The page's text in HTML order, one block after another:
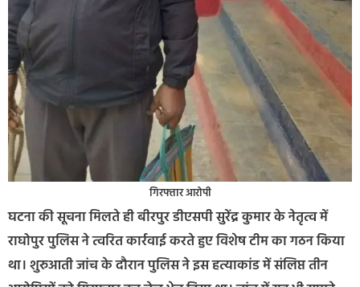
गिरफ्तार आरोपी
घटना की सूचना मिलते ही बीरपुर डीएसपी सुरेंद्र कुमार के नेतृत्व में
राघोपुर पुलिस ने त्वरित कार्रवाई करते हुए विशेष टीम का गठन किया
था। शुरुआती जांच के दौरान पुलिस ने इस हत्याकांड में संलिप्त तीन